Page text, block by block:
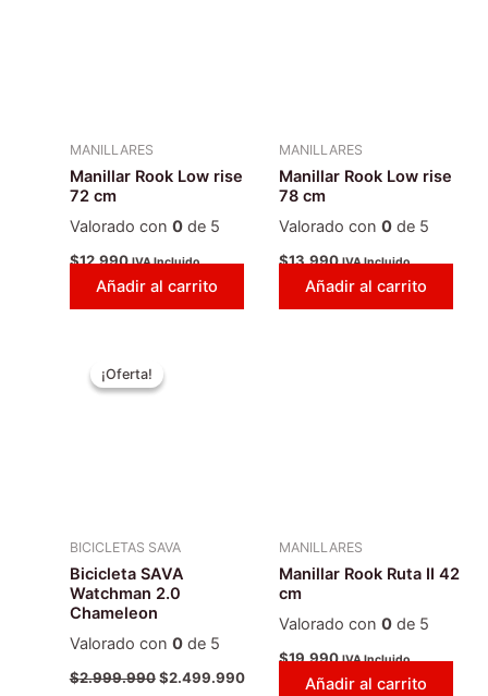
MANILLARES
Manillar Rook Low rise
72 cm
Valorado con 0de 5
$12.990 IVA Incluido
Añadir al carrito
MANILLARES
Manillar Rook Low rise
78 cm
Valorado con 0de 5
$13.990 IVA Incluido
Añadir al carrito
¡Oferta!
¡Oferta!
BICICLETAS SAVA
Bicicleta SAVA
Watchman 2.0
Chameleon
Valorado con 0de 5
$2.999.990
original
$2.499.990
elegir
la
MANILLARES
Manillar Rook Ruta II 42
cm
Valorado con 0de 5
$19.990 IVA Incluido
Añadir al carrito